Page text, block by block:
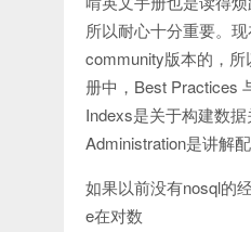
所以耐心十分重要。
community版本的，
册中，Best Practices
Indexs是关于构建数
Administration是讲解
如果以前没有nosql的
e在对数